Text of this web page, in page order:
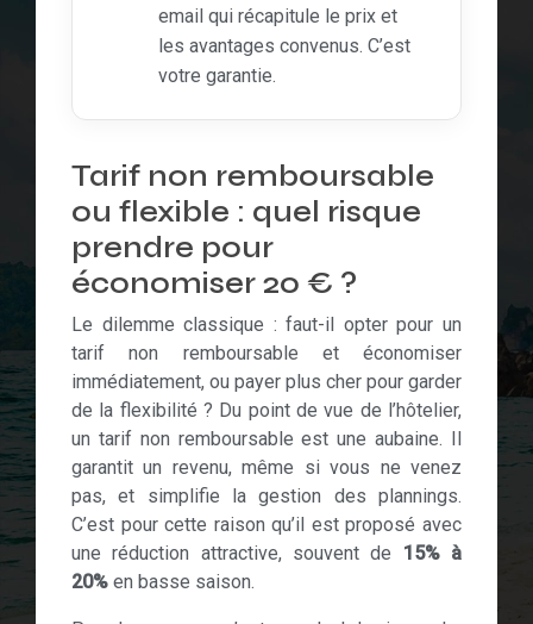
email qui récapitule le prix et
les avantages convenus. C’est
votre garantie.
Tarif non remboursable
ou flexible : quel risque
prendre pour
économiser 20 € ?
Le dilemme classique : faut-il opter pour un
tarif non remboursable et économiser
immédiatement, ou payer plus cher pour garder
de la flexibilité ? Du point de vue de l’hôtelier,
un tarif non remboursable est une aubaine. Il
garantit un revenu, même si vous ne venez
pas, et simplifie la gestion des plannings.
C’est pour cette raison qu’il est proposé avec
une réduction attractive, souvent de 15% à
20% en basse saison.